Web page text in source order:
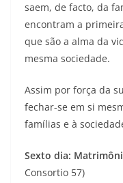
saem, de facto, da
encontram a
que são a alma da
mesma sociedade.
Assim por força da
fechar-se em si
famílias e à
Sexto dia:
Consortio 57)